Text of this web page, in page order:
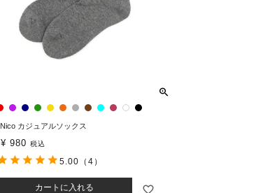
Nico カジュアルソックス
¥ 980 税込
カートに入れる
5.00 （4）